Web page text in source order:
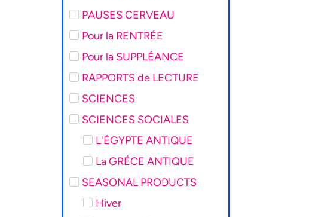
PAUSES CERVEAU
Pour la RENTRÉE
Pour la SUPPLÉANCE
RAPPORTS de LECTURE
SCIENCES
SCIENCES SOCIALES
L'ÉGYPTE ANTIQUE
La GRÉCE ANTIQUE
SEASONAL PRODUCTS
Hiver